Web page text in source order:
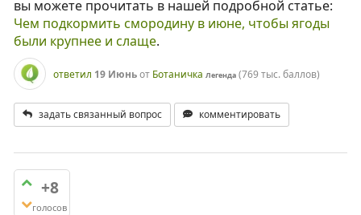
вы можете прочитать в нашей подробной статье:
Чем подкормить смородину в июне, чтобы ягоды
были крупнее и слаще.
ответил 19 Июньот Ботаничка Легенда (769 тыс.баллов)
задать связанный вопрос комментировать
+8
голосов